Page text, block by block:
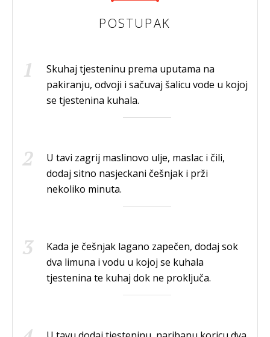
POSTUPAK
Skuhaj tjesteninu prema uputama na
pakiranju, odvoji i sačuvaj šalicu vode u kojoj
se tjestenina kuhala.
U tavi zagrij maslinovo ulje, maslac i čili,
dodaj sitno nasjeckani češnjak i prži
nekoliko minuta.
Kada je češnjak lagano zapečen, dodaj sok
dva limuna i vodu u kojoj se kuhala
tjestenina te kuhaj dok ne proključa.